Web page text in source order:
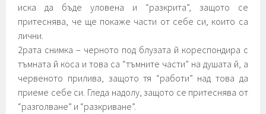
иска да бъде уловена и “разкрита”, защото се
притеснява, че ще покаже части от себе си, които са
лични.
2рата снимка – черното под блузата й кореспондира с
тъмната й коса и това са “тъмните части” на душата й, а
червеното прилива, защото тя “работи” над това да
приеме себе си. Гледа надолу, защото се притеснява от
“разголване” и “разкриване”.